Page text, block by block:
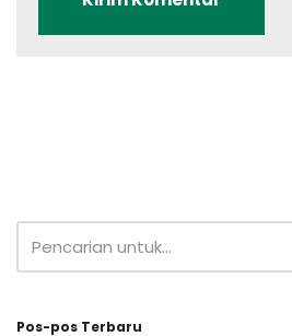
Pos-pos Terbaru